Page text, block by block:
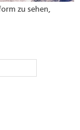
zu sehen,